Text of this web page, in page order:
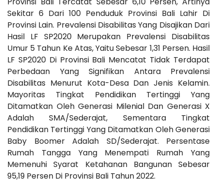
Sekitar 6 Dari 100 Penduduk Provinsi Bali Lahir Di
Provinsi Lain. Prevalensi Disabilitas Yang Disajikan Dari
Hasil LF SP2020 Merupakan Prevalensi Disabilitas
Umur 5 Tahun Ke Atas, Yaitu Sebesar 1,31 Persen. Hasil
LF SP2020 Di Provinsi Bali Mencatat Tidak Terdapat
Perbedaan Yang Signifikan Antara Prevalensi
Disabilitas Menurut Kota-Desa Dan Jenis Kelamin.
Mayoritas Tingkat Pendidikan Tertinggi Yang
Ditamatkan Oleh Generasi Milenial Dan Generasi X
Adalah SMA/Sederajat, Sementara Tingkat
Pendidikan Tertinggi Yang Ditamatkan Oleh Generasi
Baby Boomer Adalah SD/Sederajat. Persentase
Rumah Tangga Yang Menempati Rumah Yang
Memenuhi Syarat Ketahanan Bangunan Sebesar
95,19 Persen Di Provinsi Bali Tahun 2022.